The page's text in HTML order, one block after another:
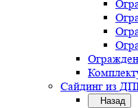
Сайдинг из
Назад